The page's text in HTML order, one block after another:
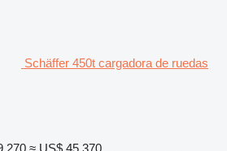
Schäffer 450t cargadora de ruedas
≈ US$ 45.370